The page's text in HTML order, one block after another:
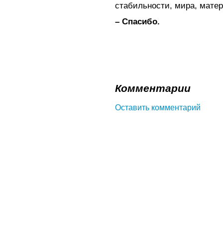
стабильности, мира,
– Спасибо.
Комментарии
Оставить комментарий